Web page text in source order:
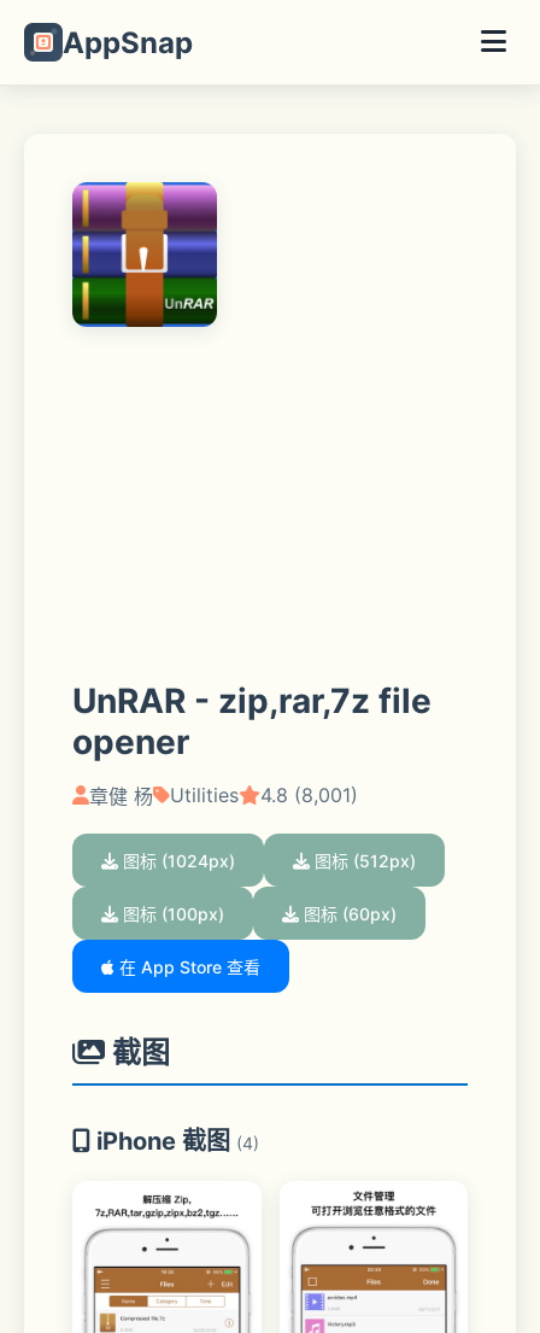
AppSnap
UnRAR - zip,rar,7z file
opener
章健 杨 Utilities 4.8 (8,001)
图标 (1024px) 图标 (512px)
图标 (100px) 图标 (60px)
在 App Store 查看
截图
iPhone 截图 (4)